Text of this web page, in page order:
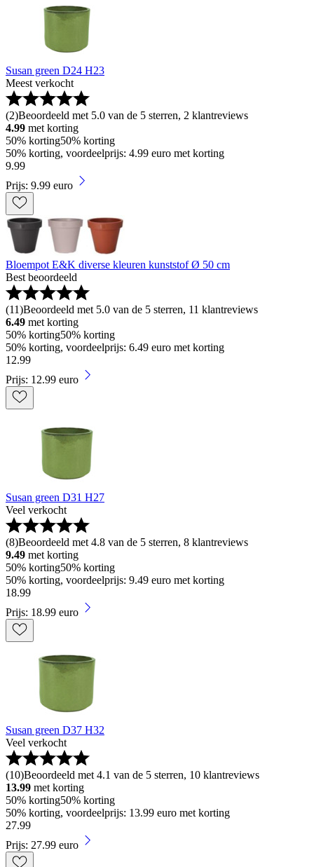
Susan green D24 H23
Meest verkocht
(2)Beoordeeld met 5.0 van de 5 sterren, 2 klantreviews
4.99 met korting
50% korting50% korting
50% korting, voordeelprijs: 4.99 euro met korting
9.99
Prijs: 9.99 euro
Bloempot E&K diverse kleuren kunststof Ø 50 cm
Best beoordeeld
(11)Beoordeeld met 5.0 van de 5 sterren, 11 klantreviews
6.49 met korting
50% korting50% korting
50% korting, voordeelprijs: 6.49 euro met korting
12.99
Prijs: 12.99 euro
Susan green D31 H27
Veel verkocht
(8)Beoordeeld met 4.8 van de 5 sterren, 8 klantreviews
9.49 met korting
50% korting50% korting
50% korting, voordeelprijs: 9.49 euro met korting
18.99
Prijs: 18.99 euro
Susan green D37 H32
Veel verkocht
(10)Beoordeeld met 4.1 van de 5 sterren, 10 klantreviews
13.99 met korting
50% korting50% korting
50% korting, voordeelprijs: 13.99 euro met korting
27.99
Prijs: 27.99 euro